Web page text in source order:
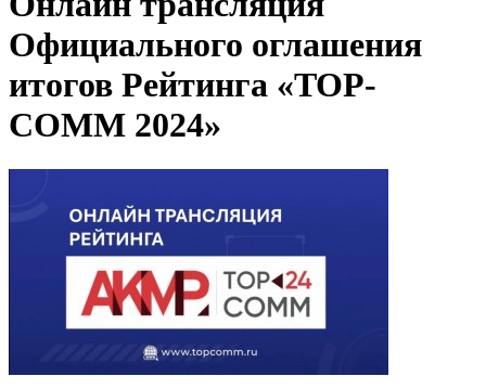
Официального оглашения
итогов Рейтинга «TOP-
COMM 2024»